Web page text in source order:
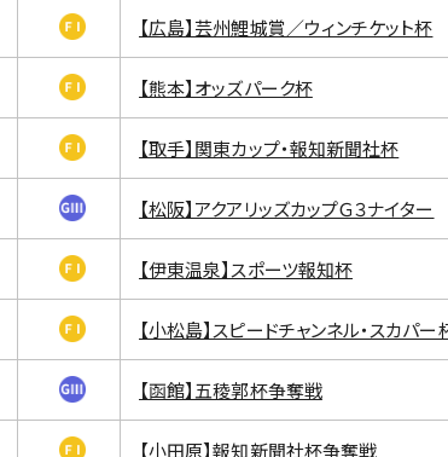
【広島】芸州鯉城賞／ウィンチケット杯
【熊本】オッズパーク杯
【取手】関東カップ・報知新聞社杯
【松阪】アクアリッズカップＧ３ナイター
【伊東温泉】スポーツ報知杯
【小松島】スピードチャンネル・スカパー
【函館】五稜郭杯争奪戦
【小田原】報知新聞社杯争奪戦